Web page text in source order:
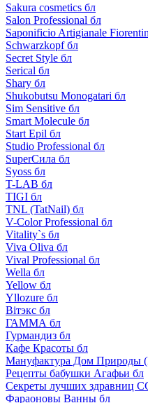
Sakura cosmetics бл
Salon Professional бл
Saponificio Artigianale
Schwarzkopf бл
Secret Style бл
Serical бл
Shary бл
Shukobutsu Monogatari бл
Sim Sensitive бл
Smart Molecule бл
Start Epil бл
Studio Professional бл
SuperСила бл
Syoss бл
T-LAB бл
TIGI бл
TNL (TatNail) бл
V-Color Professional бл
Vitality`s бл
Viva Oliva бл
Vival Professional бл
Wella бл
Yellow бл
Yllozure бл
Вiтэкс бл
ГАММА бл
Гурмандиз бл
Кафе Красоты бл
Мануфактура Дом Природы
Рецепты бабушки Агафьи бл
Секреты лучших здравниц
Фараоновы Ванны бл